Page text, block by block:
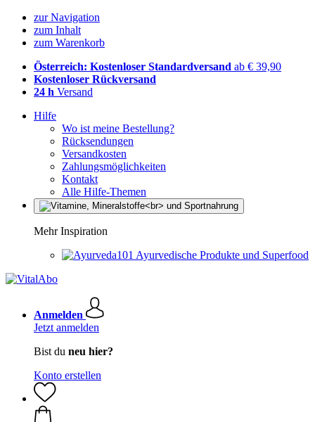
zur Navigation
zum Inhalt
zum Warenkorb
Österreich: Kostenloser Standardversand ab € 39,90
Kostenloser Rückversand
24 h Versand
Hilfe
Wo ist meine Bestellung?
Rücksendungen
Versandkosten
Zahlungsmöglichkeiten
Kontakt
Alle Hilfe-Themen
Mehr Inspiration
Ayurvedische Produkte und Superfood
Anmelden
Jetzt anmelden
Bist du neu hier?
Konto erstellen